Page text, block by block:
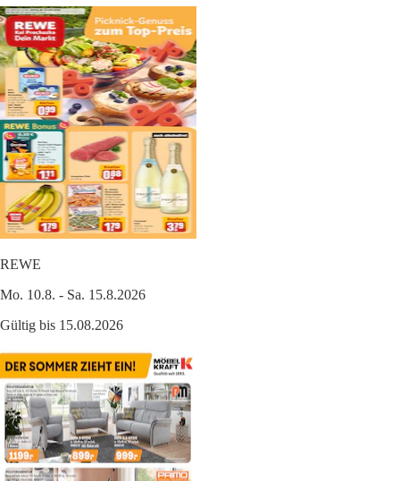
REWE
Mo. 10.8. - Sa. 15.8.2026
Gültig bis 15.08.2026